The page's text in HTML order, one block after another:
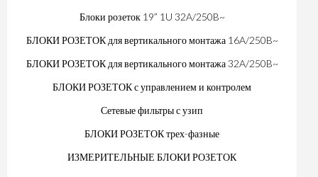
Блоки розеток 19” 1U 32A/250B~
БЛОКИ РОЗЕТОК для вертикального монтажа 16A/250B~
БЛОКИ РОЗЕТОК для вертикального монтажа 32A/250B~
БЛОКИ РОЗЕТОК с управлением и контролем
Сетевые фильтры с узип
БЛОКИ РОЗЕТОК трех-фазные
ИЗМЕРИТЕЛЬНЫЕ БЛОКИ РОЗЕТОК